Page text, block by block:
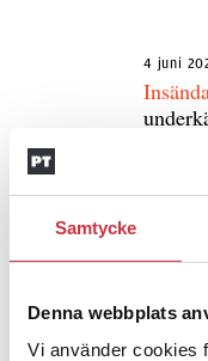
Samtycke
Denna webbplats
Vi använder cookies
4 juni
Jens
ska
4 juni